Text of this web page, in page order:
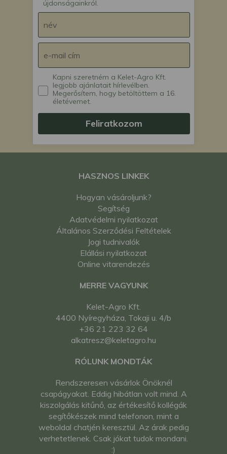
újdonságainkról.
Kapni szeretném a Kelet-Agro Kft.
legjobb ajánlatait hírlevélben.
Megerősítem, hogy betöltöttem a 16.
életévemet.
Feliratkozom
HASZNOS LINKEK
Hogyan vásároljunk?
Segítség
Adatvédelmi nyilatkozat
Általános Szerződési Feltételek
Jogi tudnivalók
Elállási nyilatkozat
Online vitarendezés
MERRE VAGYUNK
Kelet-Agro Kft.
4400 Nyíregyháza, Tokaji u. 4/b
+36 21 223 32 64
alkatresz@keletagro.hu
RÓLUNK MONDTÁK
Rendszeresen vásárlok Önöknél
csapágyakat. Eddig hibátlan volt mind. A
kiszolgálás kitűnő, az értékesítő kollégák
segítőkészek mind telefonon, mint a
weboldal chatjén keresztül. Az árak pedig
verhetetlenek. Csak jókat tudok mondani.
:)